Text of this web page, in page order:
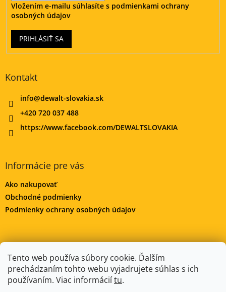
Tento web používa súbory cookie. Ďalším
prechádzaním tohto webu vyjadrujete súhlas s ich
používaním. Viac informáciítu.
Vložením e-mailu súhlasíte s podmienkami ochrany
osobných údajov
PRIHLÁSIŤ SA
Kontakt
info@dewalt-slovakia.sk
+420 720 037 488
https://www.facebook.com/DEWALTSLOVAKIA
Informácie pre vás
Ako nakupovať
Obchodné podmienky
Podmienky ochrany osobných údajov